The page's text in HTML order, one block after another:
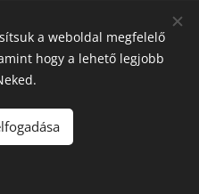
fenntartva
a weboldal megfelelő
hogy a lehető legjobb